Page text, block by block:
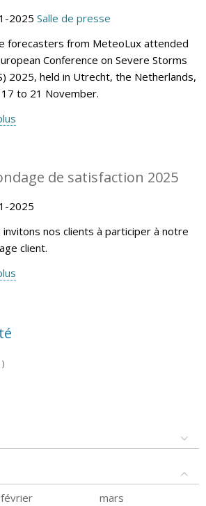
2025 Salle de presse
forecasters from MeteoLux attended
Conference on Severe Storms
2025, held in Utrecht, the Netherlands,
to 21 November.
de satisfaction 2025
2025
invitons nos clients à participer à notre
client.
février
mars